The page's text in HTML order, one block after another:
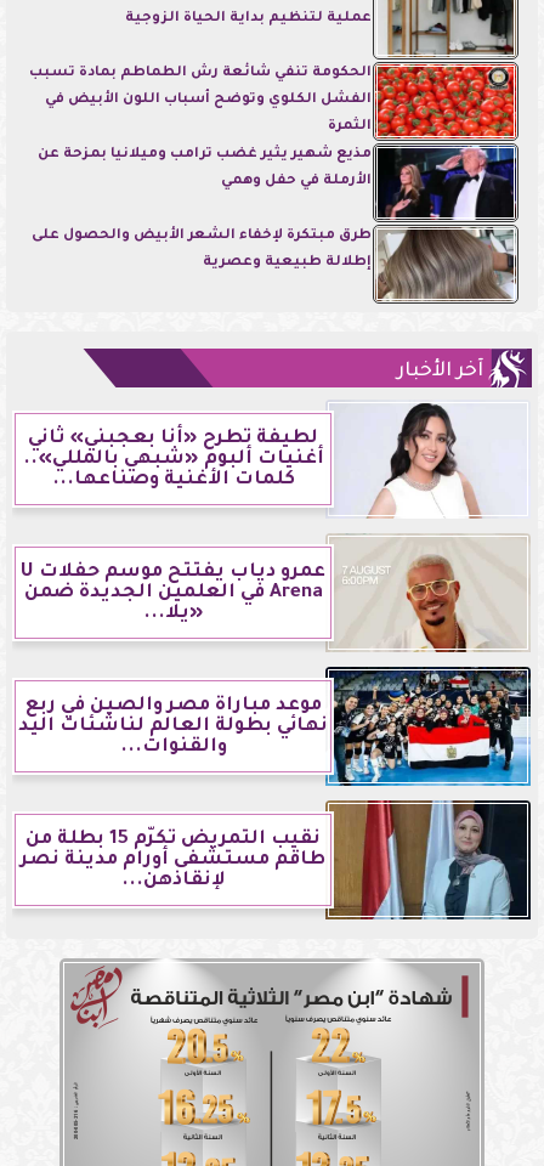
عملية لتنظيم بداية الحياة الزوجية
الحكومة تنفي شائعة رش الطماطم بمادة تسبب
الفشل الكلوي وتوضح أسباب اللون الأبيض في
الثمرة
مذيع شهير يثير غضب ترامب وميلانيا بمزحة عن
الأرملة في حفل وهمي
طرق مبتكرة لإخفاء الشعر الأبيض والحصول على
إطلالة طبيعية وعصرية
آخر الأخبار
لطيفة تطرح «أنا بعجبني» ثاني
أغنيات ألبوم «شبهي بالمللي»..
كلمات الأغنية وصناعها...
عمرو دياب يفتتح موسم حفلات U
Arena في العلمين الجديدة ضمن
«يلا...
موعد مباراة مصر والصين في ربع
نهائي بطولة العالم لناشئات اليد
والقنوات...
نقيب التمريض تكرّم 15 بطلة من
طاقم مستشفى أورام مدينة نصر
لإنقاذهن...